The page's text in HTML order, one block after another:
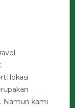
lokasi
Namun kami